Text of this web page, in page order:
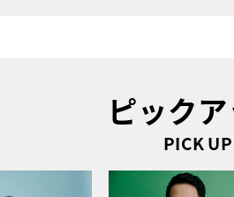
ピック
PICK UP